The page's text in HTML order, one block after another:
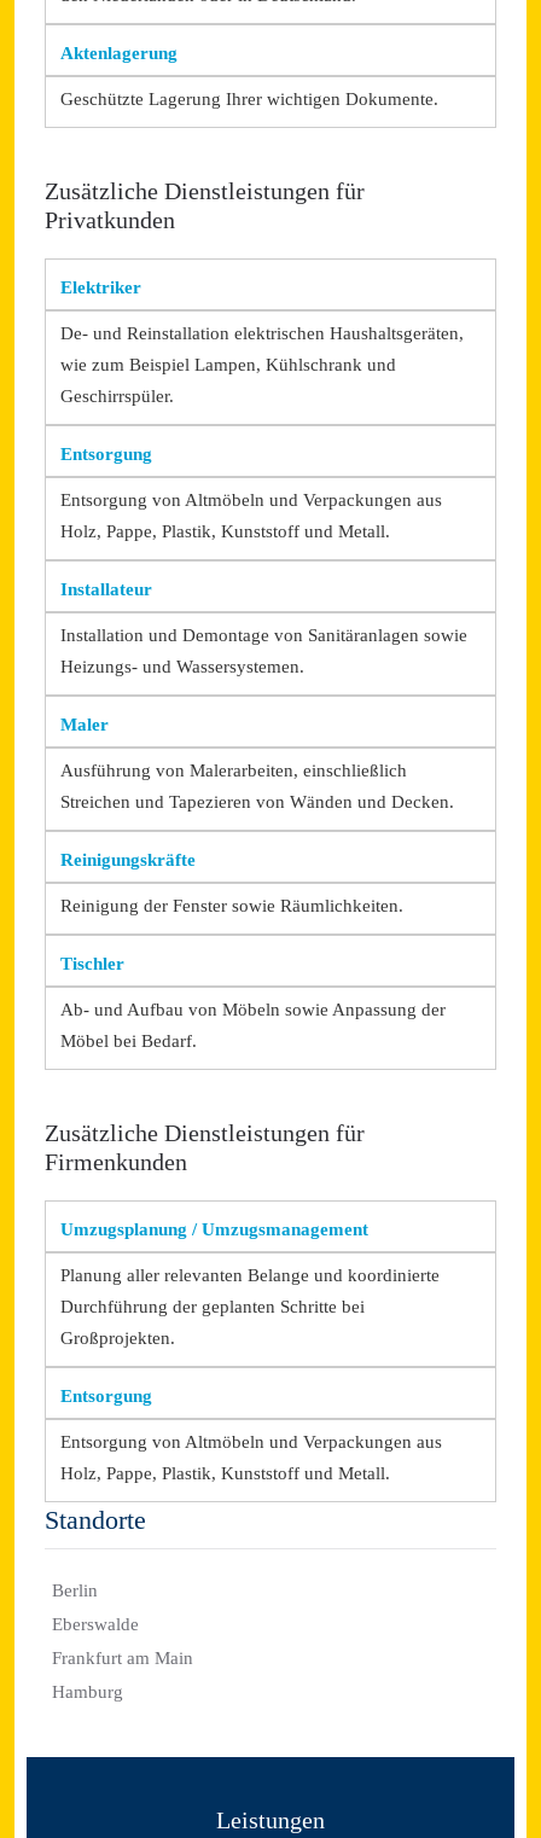
Aktenlagerung
Geschützte Lagerung Ihrer wichtigen Dokumente.
Zusätzliche Dienstleistungen für
Privatkunden
Elektriker
De- und Reinstallation elektrischen Haushaltsgeräten,
wie zum Beispiel Lampen, Kühlschrank und
Geschirrspüler.
Entsorgung
Entsorgung von Altmöbeln und Verpackungen aus
Holz, Pappe, Plastik, Kunststoff und Metall.
Installateur
Installation und Demontage von Sanitäranlagen sowie
Heizungs- und Wassersystemen.
Maler
Ausführung von Malerarbeiten, einschließlich
Streichen und Tapezieren von Wänden und Decken.
Reinigungskräfte
Reinigung der Fenster sowie Räumlichkeiten.
Tischler
Ab- und Aufbau von Möbeln sowie Anpassung der
Möbel bei Bedarf.
Zusätzliche Dienstleistungen für
Firmenkunden
Umzugsplanung / Umzugsmanagement
Planung aller relevanten Belange und koordinierte
Durchführung der geplanten Schritte bei
Großprojekten.
Entsorgung
Entsorgung von Altmöbeln und Verpackungen aus
Holz, Pappe, Plastik, Kunststoff und Metall.
Standorte
Berlin
Eberswalde
Frankfurt am Main
Hamburg
Leistungen